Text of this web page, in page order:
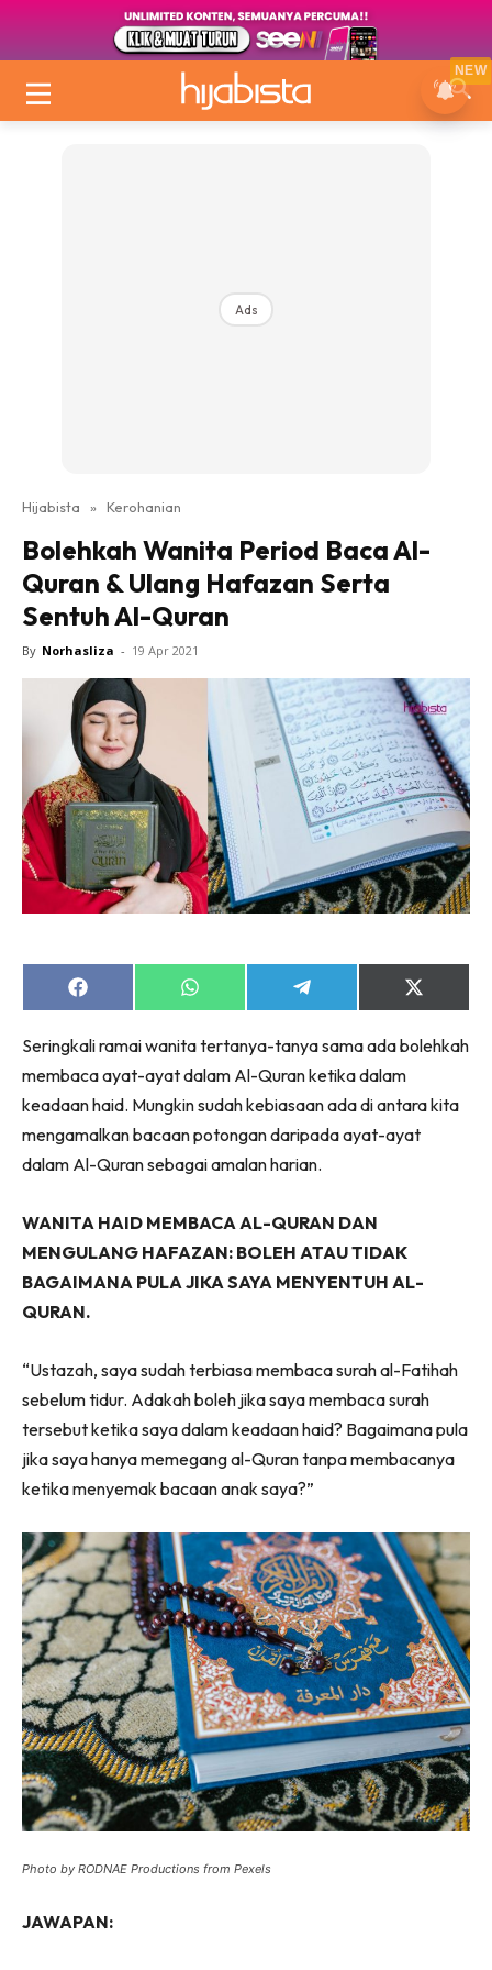
Ads
Hijabista » Kerohanian
Bolehkah Wanita Period Baca Al-
Quran & Ulang Hafazan Serta
Sentuh Al-Quran
By Norhasliza - 19 Apr 2021
Share
on
Share
on
Share
on
Share
on
(Twitter)
Seringkali ramai wanita tertanya-tanya sama ada bolehkah
membaca ayat-ayat dalam Al-Quran ketika dalam
keadaan haid. Mungkin sudah kebiasaan ada di antara kita
mengamalkan bacaan potongan daripada ayat-ayat
dalam Al-Quran sebagai amalan harian.
WANITA HAID MEMBACA AL-QURAN DAN
MENGULANG HAFAZAN: BOLEH ATAU TIDAK
BAGAIMANA PULA JIKA SAYA MENYENTUH AL-
QURAN.
“Ustazah, saya sudah terbiasa membaca surah al-Fatihah
sebelum tidur. Adakah boleh jika saya membaca surah
tersebut ketika saya dalam keadaan haid? Bagaimana pula
jika saya hanya memegang al-Quran tanpa membacanya
ketika menyemak bacaan anak saya?”
Photo by RODNAE Productions from Pexels
JAWAPAN:
NEW